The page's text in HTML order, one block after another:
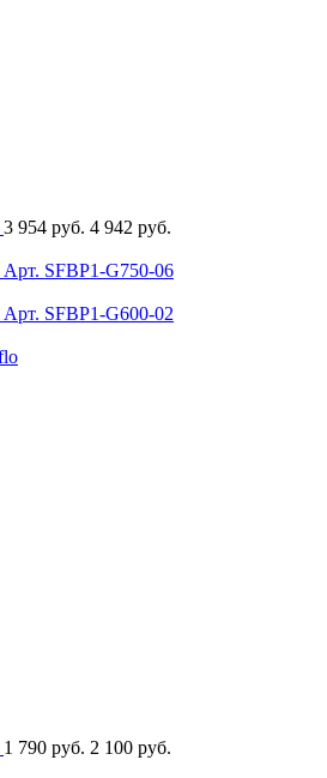
3 954 руб. 4 942 руб.
Арт. SFBP1-G750-06
Арт. SFBP1-G600-02
1 790 руб. 2 100 руб.